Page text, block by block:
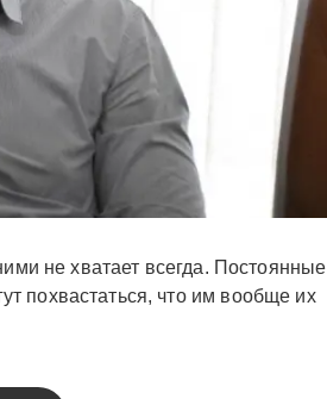
не хватает всегда. Постоянные
похвастаться, что им вообще их